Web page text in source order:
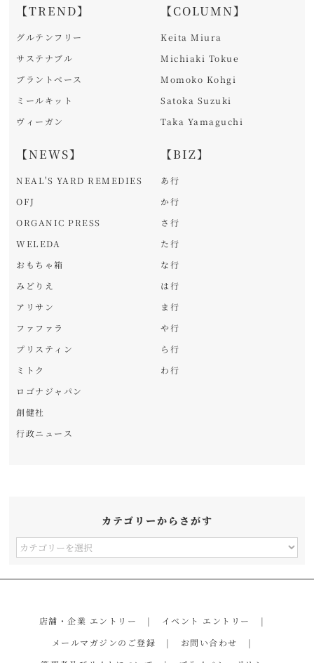
【TREND】
グルテンフリー
サステナブル
プラントベース
ミールキット
ヴィーガン
【NEWS】
NEAL'S YARD REMEDIES
OFJ
ORGANIC PRESS
WELEDA
おもちゃ箱
みどりえ
アリサン
ファファラ
プリスティン
ミトク
ロゴナジャパン
創健社
行政ニュース
【COLUMN】
Keita Miura
Michiaki Tokue
Momoko Kohgi
Satoka Suzuki
Taka Yamaguchi
【BIZ】
あ行
か行
さ行
た行
な行
は行
ま行
や行
ら行
わ行
カテゴリーからさがす
カ
店舗・企業 エントリー
イベント エントリー
メールマガジンのご登録
お問い合わせ